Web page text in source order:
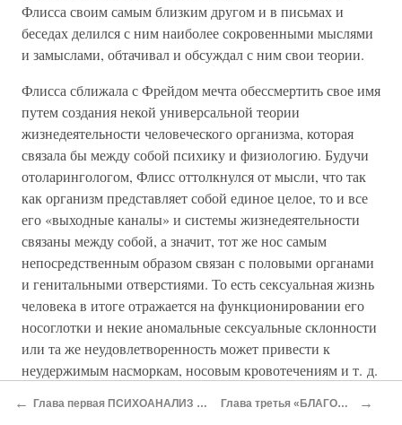
Флисса своим самым близким другом и в письмах и
беседах делился с ним наиболее сокровенными мыслями
и замыслами, обтачивал и обсуждал с ним свои теории.
Флисса сближала с Фрейдом мечта обессмертить свое имя
путем создания некой универсальной теории
жизнедеятельности человеческого организма, которая
связала бы между собой психику и физиологию. Будучи
отоларингологом, Флисс оттолкнулся от мысли, что так
как организм представляет собой единое целое, то и все
его «выходные каналы» и системы жизнедеятельности
связаны между собой, а значит, тот же нос самым
непосредственным образом связан с половыми органами
и генитальными отверстиями. То есть сексуальная жизнь
человека в итоге отражается на функционировании его
носоглотки и некие аномальные сексуальные склонности
или та же неудовлетворенность может привести к
неудержимым насморкам, носовым кровотечениям и т. д.
или неких хирургических операций, можно добиться
← Глава первая ПСИХОАНАЛИЗ НАЧИНАЕТСЯ Глава третья «БЛАГОВЕЩЕНИЕ» →